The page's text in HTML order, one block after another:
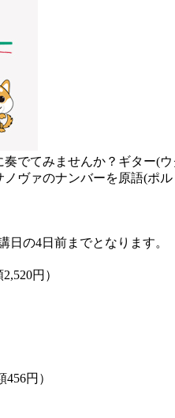
でてみませんか？ギター(
ヴァのナンバーを原語(ポ
日の4日前までとなります。
円）
円）